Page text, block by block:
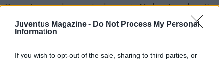
Juventus Magazine - Do Not Process My Personal
Information
If you wish to opt-out of the sale, sharing to third parties, or
Orazio Accomando, esperto di mercato Mediaset, rivela su X:
"Juventus, avanza Guglielmo Vicario per la porta. Contatto
diretto tra Carnevali, agente e Tottenham per intavolare la
trattativa".
Juventus, avanza Guglielmo Vicario per la porta. Contatto